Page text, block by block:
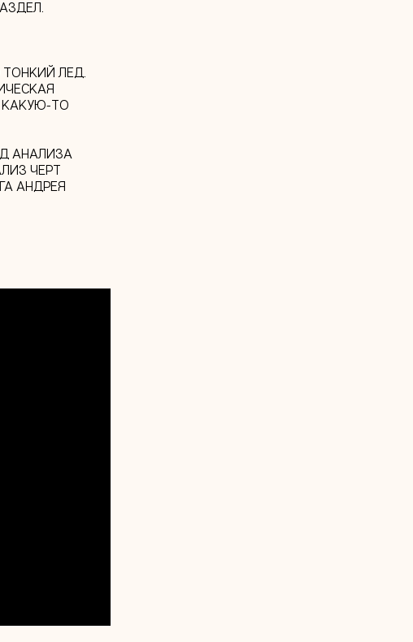
ЛЕД.
КАКУЮ-ТО
АНАЛИЗА
ЧЕРТ
АНДРЕЯ